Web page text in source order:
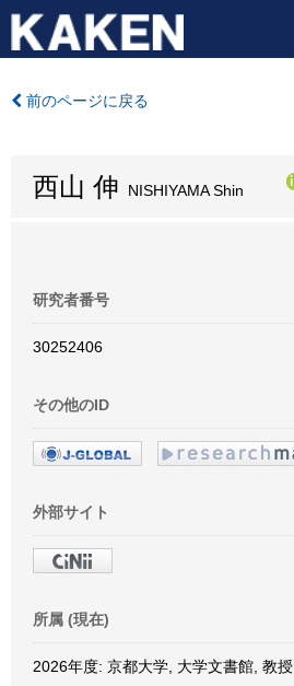
前のページに戻る
西山 伸 NISHIYAMA Shin
研究者番号
30252406
その他のID
外部サイト
所属 (現在)
2026年度: 京都大学, 大学文書館, 教授